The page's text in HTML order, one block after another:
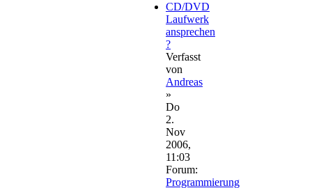
CD/DVD
Laufwerk
ansprechen
?
Verfasst
von
Andreas
»
Do
2.
Nov
2006,
11:03
Forum:
Programmierung